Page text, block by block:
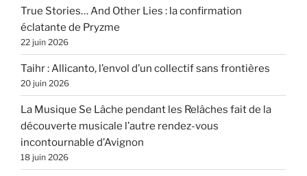
True Stories… And Other Lies : la confirmation
éclatante de Pryzme
22 juin 2026
Taihr : Allicanto, l’envol d’un collectif sans frontières
20 juin 2026
La Musique Se Lâche pendant les Relâches fait de la
découverte musicale l’autre rendez-vous
incontournable d’Avignon
18 juin 2026